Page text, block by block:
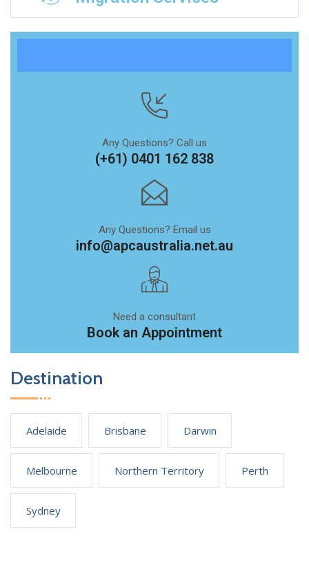
Any Questions? Call us
(+61) 0401 162 838
Any Questions? Email us
info@apcaustralia.net.au
Need a consultant
Book an Appointment
Destination
Adelaide Brisbane Darwin
Melbourne Northern Territory Perth
Sydney